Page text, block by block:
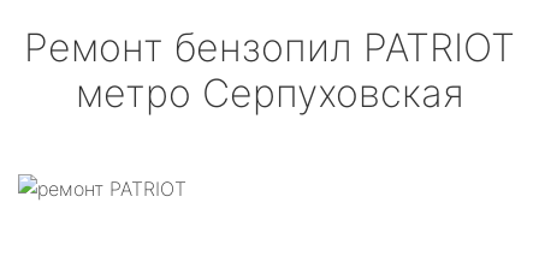
Ремонт бензопил PATRIOT
метро Серпуховская